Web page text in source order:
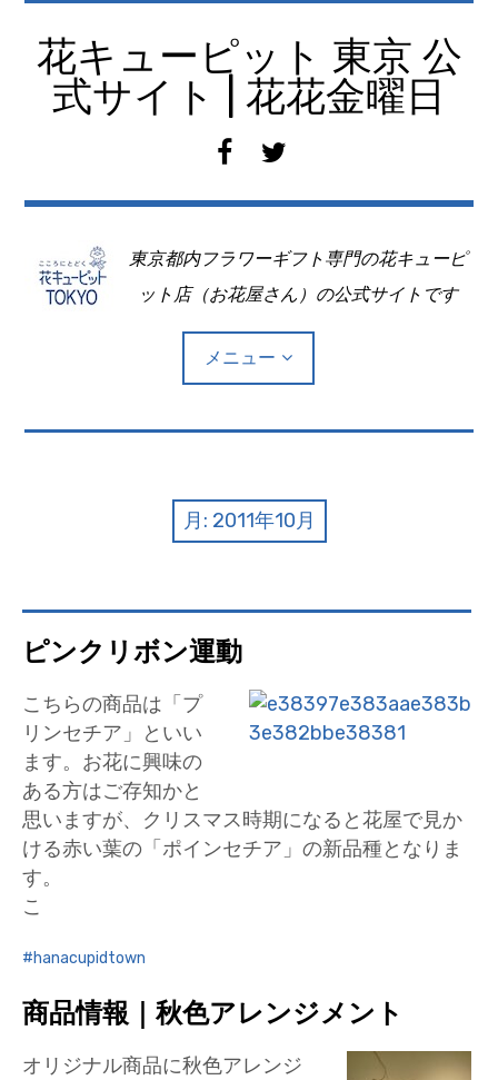
花キューピット 東京 公
式サイト | 花花金曜日
f
c
b
o
k
i
t
e
東京都内フラワーギフト専門の花キューピ
ット店（お花屋さん）の公式サイトです
メニュー
加盟店リスト
花キューピットタウン
団体概要
月: 2011年10月
ピンクリボン運動
こちらの商品は「プ
リンセチア」といい
ます。お花に興味の
ある方はご存知かと
思いますが、クリスマス時期になると花屋で見か
ける赤い葉の「ポインセチア」の新品種となりま
す。
こ
hanacupidtown
商品情報｜秋色アレンジメント
オリジナル商品に秋色アレンジ